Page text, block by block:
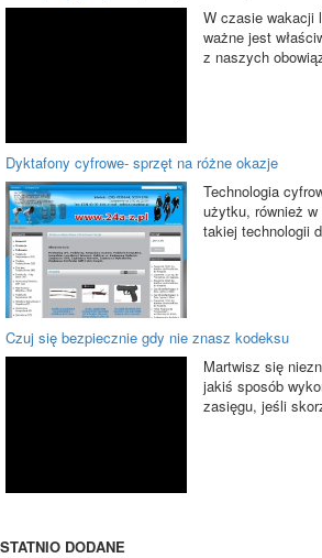
W czasie wakacji
ważne jest
z naszych
Dyktafony cyfrowe- sprzęt na różne okazje
Technologia
użytku, również
takiej technologii
Czuj się bezpiecznie gdy nie znasz kodeksu
Martwisz się
jakiś sposób
zasięgu, jeśli
DODANE